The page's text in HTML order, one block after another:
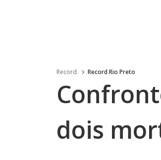
Record Record Rio Preto
dois